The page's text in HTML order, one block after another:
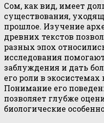
Сом, как вид, имеет
существования,
прошлое. Изучение
древних текстов
разных эпох
исследования
заблуждения и дать
его роли в экосистемах
Понимание его
позволяет глубже
биологические